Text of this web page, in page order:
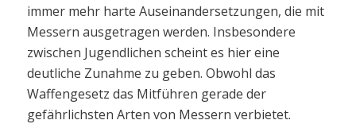
immer mehr harte Auseinandersetzungen, die mit
Messern ausgetragen werden. Insbesondere
zwischen Jugendlichen scheint es hier eine
deutliche Zunahme zu geben. Obwohl das
Waffengesetz das Mitführen gerade der
gefährlichsten Arten von Messern verbietet.